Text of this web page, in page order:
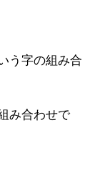
う字の組み合
み合わせで